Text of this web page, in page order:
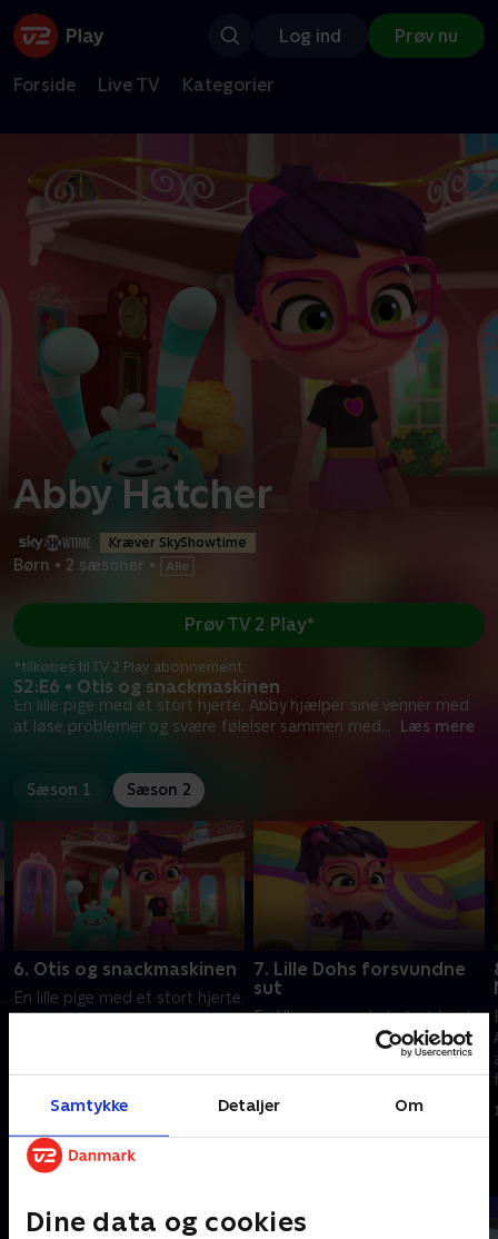
Samtykke Detaljer Om
Dine data og cookies
Log ind Prøv nu
Forside Live TV Kategorier
Abby Hatcher
Kræver SkyShowtime
Børn • 2 sæsoner •
S2:E6 • Otis og snackmaskinen
En lille pige med et stort hjerte. Abby hjælper sine venner med
at løse problemer og svære følelser sammen med... Læs mere
Prøv TV 2 Play*
*tilkøbes til TV 2 Play abonnement
Sæson 1 Sæson 2
6. Otis og snackmaskinen
En lille pige med et stort hjerte.
Abby hjælper sine venner med
7. Lille Dohs forsvundne
sut
En lille pige med et stort hjerte.
Abby hjælper sine venner med
at løse problemer og svære
følelser sammen med de
nuttede Fuzzlies.
1. januar 2023 • 22 min
Andre så også